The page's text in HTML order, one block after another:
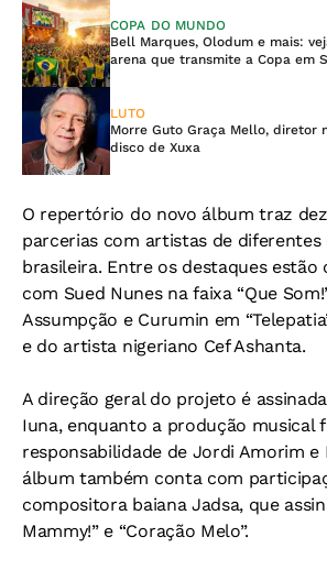
COPA DO MUNDO
Bell Marques, Olodum e mais:
arena que transmite a Copa em
LUTO
Morre Guto Graça Mello, diretor
disco de Xuxa
O repertório do novo álbum traz
parcerias com artistas de diferentes
brasileira. Entre os destaques estão
com Sued Nunes na faixa “Que
Assumpção e Curumin em
e do artista nigeriano Cef Ashanta.
A direção geral do projeto é
Iuna, enquanto a produção musical
responsabilidade de Jordi Amorim e
álbum também conta com
compositora baiana Jadsa, que
Mammy!” e “Coração Melo”.